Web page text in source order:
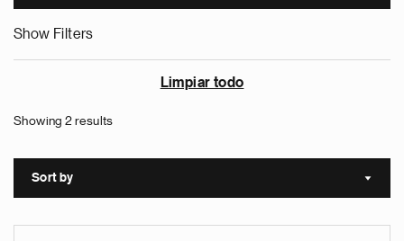
Show Filters
Limpiar todo
Showing 2 results
Sort by Sort